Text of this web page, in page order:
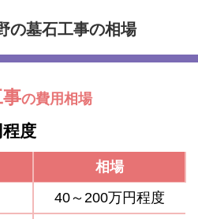
の墓石工事の相場
の費用相場
度
相場
40～200万円程度